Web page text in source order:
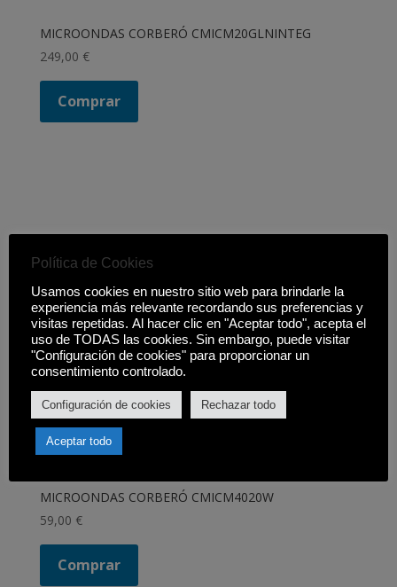
MICROONDAS CORBERÓ CMICM20GLNINTEG
249,00 €
Comprar
MICROONDAS CORBERÓ CMICM4020W
59,00 €
Comprar
Política de Cookies
Usamos cookies en nuestro sitio web para brindarle la
experiencia más relevante recordando sus preferencias y
visitas repetidas. Al hacer clic en "Aceptar todo", acepta el
uso de TODAS las cookies. Sin embargo, puede visitar
"Configuración de cookies" para proporcionar un
consentimiento controlado.
Configuración de cookies Rechazar todo
Aceptar todo